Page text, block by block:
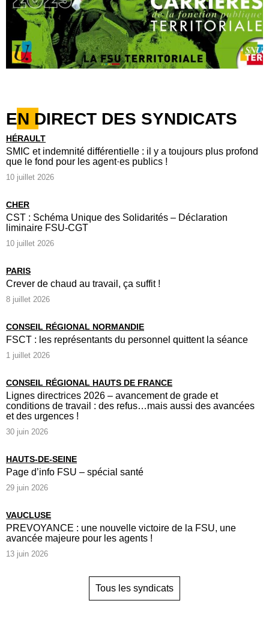
EN DIRECT DES SYNDICATS
HÉRAULT
SMIC et indemnité différentielle : il y a toujours plus profond
que le fond pour les agent·es publics !
10 juillet 2026
CHER
CST : Schéma Unique des Solidarités – Déclaration
liminaire FSU-CGT
10 juillet 2026
PARIS
Crever de chaud au travail, ça suffit !
8 juillet 2026
CONSEIL RÉGIONAL NORMANDIE
FSCT : les représentants du personnel quittent la séance
1 juillet 2026
CONSEIL RÉGIONAL HAUTS DE FRANCE
Lignes directrices 2026 – avancement de grade et
conditions de travail : des refus…mais aussi des avancées
et des urgences !
30 juin 2026
HAUTS-DE-SEINE
Page d’info FSU – spécial santé
29 juin 2026
VAUCLUSE
PREVOYANCE : une nouvelle victoire de la FSU, une
avancée majeure pour les agents !
13 juin 2026
Tous les syndicats